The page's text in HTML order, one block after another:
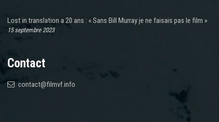
Lost in translation a 20 ans : « Sans Bill Murray je ne faisais pas le film »
15 septembre 2023
Contact
contact@filmvf.info